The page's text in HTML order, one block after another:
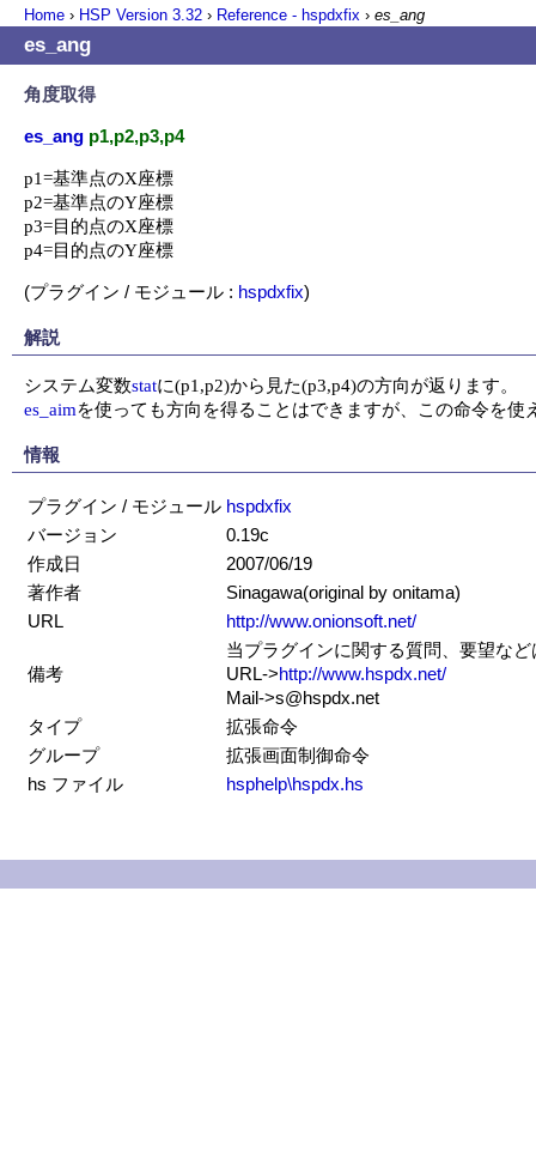
Home › HSP Version 3.32 › Reference - hspdxfix › es_ang
es_ang
角度取得
es_ang p1,p2,p3,p4
p1=基準点のX座標
p2=基準点のY座標
p3=目的点のX座標
p4=目的点のY座標
(プラグイン / モジュール : hspdxfix)
解説
システム変数stat
es_aimを使っても方向を得ることはできますが、この命令を
情報
プラグイン / モジュール hspdxfix
バージョン
0.19c
作成日
2007/06/19
著作者
Sinagawa(original by onitama)
URL
http://www.onionsoft.net/
備考
当プラグインに関する質問、要望な
URL->http://www.hspdx.net/
Mail->s@hspdx.net
タイプ
拡張命令
グループ
拡張画面制御命令
hs ファイル
hsphelp\hspdx.hs